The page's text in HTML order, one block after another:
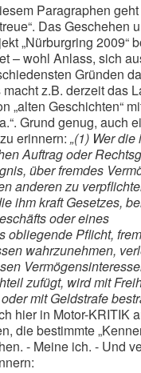
Paragraphen
Das Geschehen
„Nürburgring 2009“
– wohl Anlass, sich
Gründen
z.B. derzeit das
„alten Geschichten“
Grund genug, auch
erinnern: „(1) Wer
Auftrag oder
über fremdes
anderen zu
ihm kraft Gesetzes,
oder eines
obliegende Pflicht,
wahrzunehmen,
zufügt, wird mit
mit Geldstrafe
hier in Motor-KRITIK
die bestimmte
- Meine ich. - Und